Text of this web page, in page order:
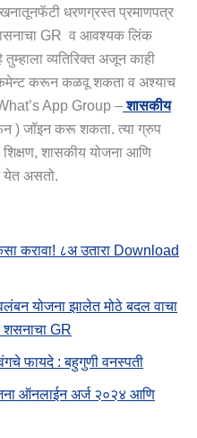
धरणग्रस्त प्रमाणपत्र
GR व आवश्यक लिंक
तुम्हाला व्यतिरिक्त अजून काही
कमेन्ट करून कळवू शकता व अश्याच
What’s App Group –शासकीय
) जॉइन करू शकता. त्या ग्रुप
शिक्षण, शासकीय योजना आणि
येत असतो.
करावा! ८अ उतारा Download
योजना झालेत मोठे बदल वाचा
GR
फायदे : बहुगुणी वनस्पती
ऑनलाईन अर्ज २०२४ आणि